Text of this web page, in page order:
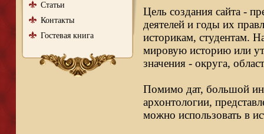
Статьи
Контакты
Гостевая книга
Цель создания сайта -
деятелей и годы их
историкам, студентам.
мировую историю или
значения - округа,
Помимо дат, большой
архонтологии,
можно использовать в